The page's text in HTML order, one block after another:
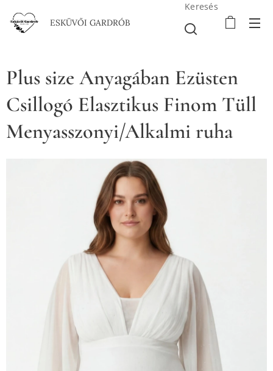
ESKÜVŐI GARDRÓB
Keresés
Plus size Anyagában Ezüsten
Csillogó Elasztikus Finom Tüll
Menyasszonyi/Alkalmi ruha